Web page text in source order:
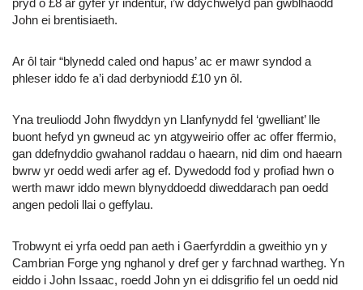
pryd o £8 ar gyfer yr indentur, i’w ddychwelyd pan gwblhaodd
John ei brentisiaeth.
Ar ôl tair “blynedd caled ond hapus’ ac er mawr syndod a
phleser iddo fe a’i dad derbyniodd £10 yn ôl.
Yna treuliodd John flwyddyn yn Llanfynydd fel ‘gwelliant’ lle
buont hefyd yn gwneud ac yn atgyweirio offer ac offer ffermio,
gan ddefnyddio gwahanol raddau o haearn, nid dim ond haearn
bwrw yr oedd wedi arfer ag ef. Dywedodd fod y profiad hwn o
werth mawr iddo mewn blynyddoedd diweddarach pan oedd
angen pedoli llai o geffylau.
Trobwynt ei yrfa oedd pan aeth i Gaerfyrddin a gweithio yn y
Cambrian Forge yng nghanol y dref ger y farchnad wartheg. Yn
eiddo i John Issaac, roedd John yn ei ddisgrifio fel un oedd nid